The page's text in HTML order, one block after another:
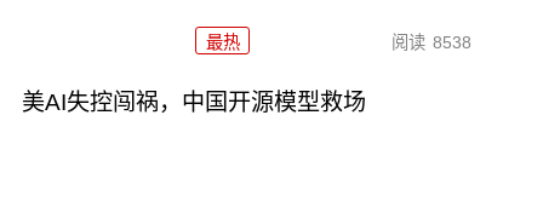
最热 阅读 8538
美AI失控闯祸，中国开源模型救场